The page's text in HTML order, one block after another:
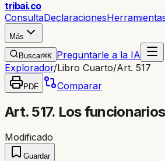
tribai.co
ConsultaDeclaraciones
Más
Buscar⌘K Preguntarle a la IA
Explorador/Libro Cuarto/Art. 517
PDF Comparar
Art. 517. Los
Modificado
Guardar